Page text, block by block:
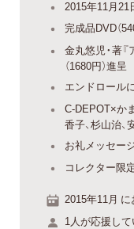
2015年11月
完成品DVD（
金丸悠児・著
（1680円）進呈
エンドロール
C-DEPOT×か
香子、杉山治
お礼メッセー
コレクター限
2015年11月 に
1人が応援して